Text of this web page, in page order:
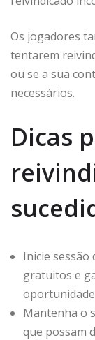
Os jogadores
tentarem
ou se a sua
necessários.
Dicas
Inicie
gratuitos e
Mantenha o
que possam